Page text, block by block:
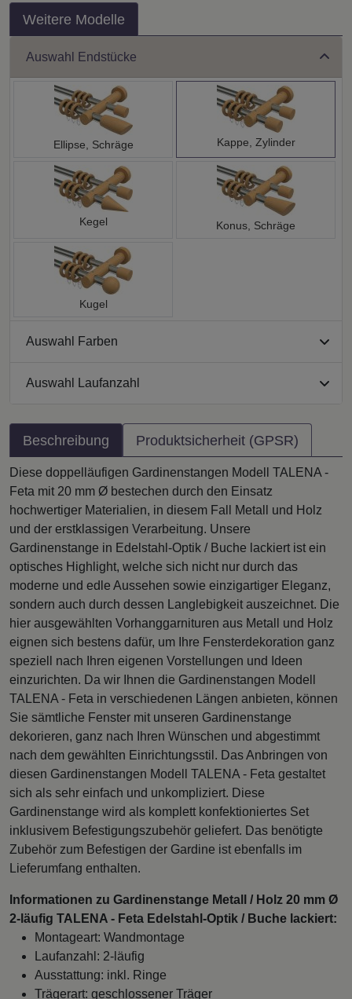
Weitere Modelle
Auswahl Endstücke
Ellipse, Schräge Kappe, Zylinder
Kegel Konus, Schräge
Kugel
Auswahl Farben
Auswahl Laufanzahl
Beschreibung Produktsicherheit (GPSR)
Diese doppelläufigen Gardinenstangen Modell TALENA -
Feta mit 20 mm Ø bestechen durch den Einsatz
hochwertiger Materialien, in diesem Fall Metall und Holz
und der erstklassigen Verarbeitung. Unsere
Gardinenstange in Edelstahl-Optik / Buche lackiert ist ein
optisches Highlight, welche sich nicht nur durch das
moderne und edle Aussehen sowie einzigartiger Eleganz,
sondern auch durch dessen Langlebigkeit auszeichnet. Die
hier ausgewählten Vorhanggarnituren aus Metall und Holz
eignen sich bestens dafür, um Ihre Fensterdekoration ganz
speziell nach Ihren eigenen Vorstellungen und Ideen
einzurichten. Da wir Ihnen die Gardinenstangen Modell
TALENA - Feta in verschiedenen Längen anbieten, können
Sie sämtliche Fenster mit unseren Gardinenstange
dekorieren, ganz nach Ihren Wünschen und abgestimmt
nach dem gewählten Einrichtungsstil. Das Anbringen von
diesen Gardinenstangen Modell TALENA - Feta gestaltet
sich als sehr einfach und unkompliziert. Diese
Gardinenstange wird als komplett konfektioniertes Set
inklusivem Befestigungszubehör geliefert. Das benötigte
Zubehör zum Befestigen der Gardine ist ebenfalls im
Lieferumfang enthalten.
Informationen zu Gardinenstange Metall / Holz 20 mm Ø
2-läufig TALENA - Feta Edelstahl-Optik / Buche lackiert:
Montageart: Wandmontage
Laufanzahl: 2-läufig
Ausstattung: inkl. Ringe
Trägerart: geschlossener Träger